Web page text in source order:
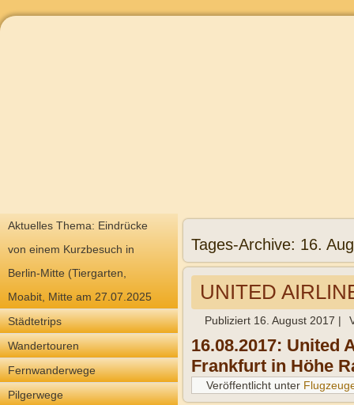
Aktuelles Thema: Eindrücke
von einem Kurzbesuch in
Berlin-Mitte (Tiergarten,
Moabit, Mitte am 27.07.2025
Städtetrips
Wandertouren
Fernwanderwege
Pilgerwege
Tages-Archive: 16.
UNITED
Publiziert 16. August 2017 |
16.08.2017: United
Frankfurt in Höhe
Veröffentlicht unter